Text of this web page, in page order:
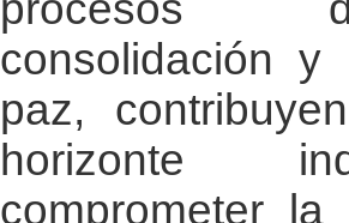
consolidación y
paz,
horizonte
comprometer